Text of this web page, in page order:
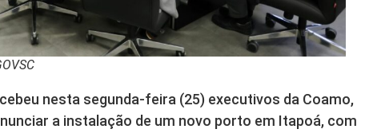
nesta segunda-feira (25) executivos da Coamo,
a instalação de um novo porto em Itapoá, com